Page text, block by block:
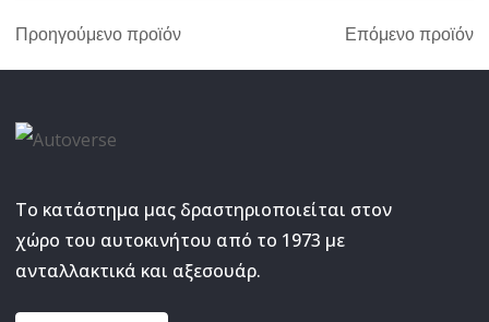
Προηγούμενο προϊόν Επόμενο προϊόν
Το κατάστημα μας δραστηριοποιείται στον
χώρο του αυτοκινήτου από το 1973 με
ανταλλακτικά και αξεσουάρ.